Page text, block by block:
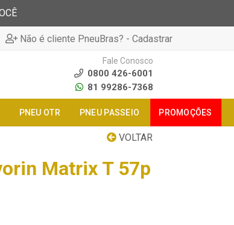
Não é cliente PneuBras? - Cadastrar
Fale Conosco
0800 426-6001
81 99286-7368
PNEU OTR PNEU PASSEIO PROMOÇÕES
VOLTAR
Matrix T 57p